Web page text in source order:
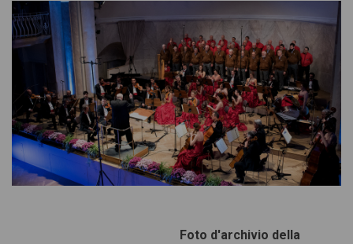
Foto d'archivio della